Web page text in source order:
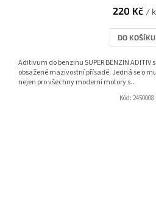
220 Kč /
DO KOŠÍKU
Aditivum do benzinu SUPER BENZIN ADITIV
obsažené mazivostní přísadě. Jedná se o
nejen pro všechny moderní motory s...
Kód: 2450008